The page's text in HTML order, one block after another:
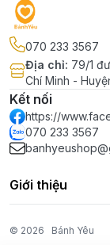
070 233 3567
Địa chỉ: 79/1
Chí Minh -
Kết nối
https://
070 233 3567
Giới thiệu
© 2026 Bánh Yêu